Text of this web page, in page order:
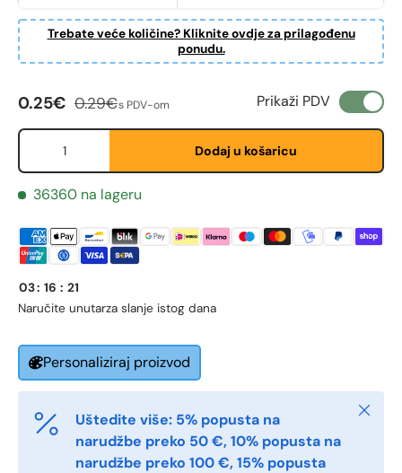
Trebate veće količine? Kliknite ovdje za prilagođenu
ponudu.
Fornavn *
Etternavn *
E-post
Postnummer *
Antall *
Cijena na sniženju
0.25€ Redovna cijena
0.29€s PDV-om Prikaži PDV
Količina
Dodaj u košaricu
36360 na lageru
Naručite unutar
03: 16 : 21
za slanje istog dana
Personaliziraj proizvod
Uštedite više: 5% popusta na
narudžbe preko 50 €, 10% popusta na
narudžbe preko 100 €, 15% popusta